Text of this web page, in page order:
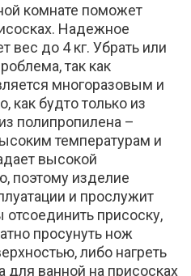
комнате поможет
Надежное
вес до 4 кг. Убрать или
так как
многоразовым и
как будто только из
полипропилена –
температурам и
высокой
поэтому изделие
и прослужит
присоску,
просунуть нож
либо нагреть
для ванной на присосках